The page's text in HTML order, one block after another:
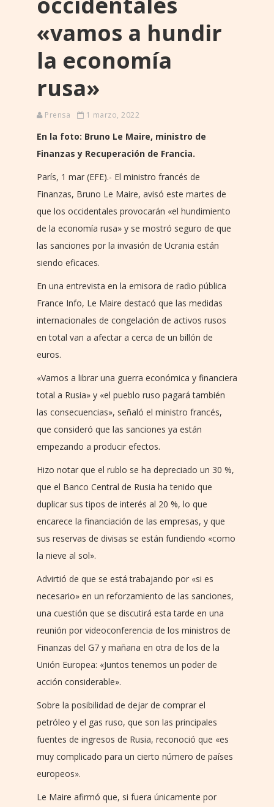
«vamos a hundir
la economía
rusa»
Prensa 1 marzo, 2022
En la foto: Bruno Le Maire, ministro de
Finanzas y Recuperación de Francia.
París, 1 mar (EFE).- El ministro francés de
Finanzas, Bruno Le Maire, avisó este martes de
que los occidentales provocarán «el hundimiento
de la economía rusa» y se mostró seguro de que
las sanciones por la invasión de Ucrania están
siendo eficaces.
En una entrevista en la emisora de radio pública
France Info, Le Maire destacó que las medidas
internacionales de congelación de activos rusos
en total van a afectar a cerca de un billón de
euros.
«Vamos a librar una guerra económica y financiera
total a Rusia» y «el pueblo ruso pagará también
las consecuencias», señaló el ministro francés,
que consideró que las sanciones ya están
empezando a producir efectos.
Hizo notar que el rublo se ha depreciado un 30 %,
que el Banco Central de Rusia ha tenido que
duplicar sus tipos de interés al 20 %, lo que
encarece la financiación de las empresas, y que
sus reservas de divisas se están fundiendo «como
la nieve al sol».
Advirtió de que se está trabajando por «si es
necesario» en un reforzamiento de las sanciones,
una cuestión que se discutirá esta tarde en una
reunión por videoconferencia de los ministros de
Finanzas del G7 y mañana en otra de los de la
Unión Europea: «Juntos tenemos un poder de
acción considerable».
Sobre la posibilidad de dejar de comprar el
petróleo y el gas ruso, que son las principales
fuentes de ingresos de Rusia, reconoció que «es
muy complicado para un cierto número de países
europeos».
Le Maire afirmó que, si fuera únicamente por